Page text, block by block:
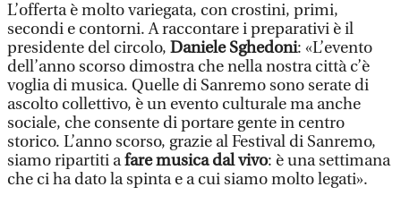
L’offerta è molto variegata, con crostini, primi,
secondi e contorni. A raccontare i preparativi è il
presidente del circolo, Daniele Sghedoni: «L’evento
dell’anno scorso dimostra che nella nostra città c’è
voglia di musica. Quelle di Sanremo sono serate di
ascolto collettivo, è un evento culturale ma anche
sociale, che consente di portare gente in centro
storico. L’anno scorso, grazie al Festival di Sanremo,
siamo ripartiti afare musica dal vivo: è una settimana
che ci ha dato la spinta e a cui siamo molto legati».